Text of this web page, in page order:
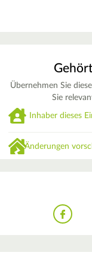
Übernehmen Sie
Sie
Inhaber dieses
Änderungen